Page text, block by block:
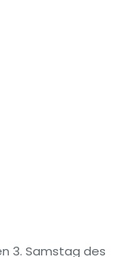
3. Samstag des